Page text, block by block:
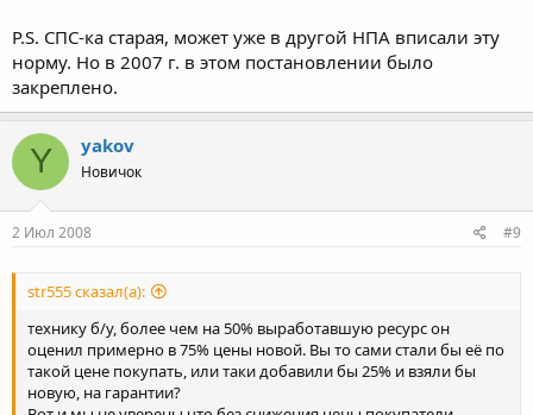
P.S. СПС-ка старая, может уже в другой НПА вписали эту
норму. Но в 2007 г. в этом постановлении было
закреплено.
Y yakov
Новичок
2 Июл 2008 #9
str555 сказал(а):
технику б/у, более чем на 50% выработавшую ресурс он
оценил примерно в 75% цены новой. Вы то сами стали бы её по
такой цене покупать, или таки добавили бы 25% и взяли бы
новую, на гарантии?